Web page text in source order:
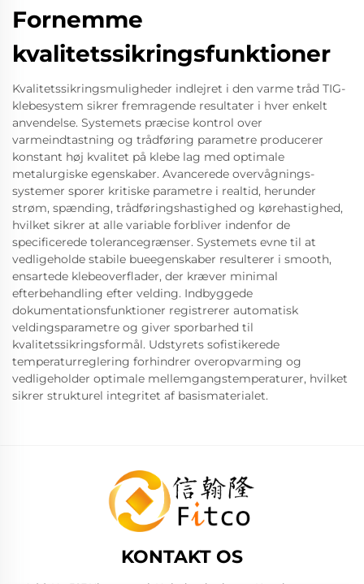
Fornemme
kvalitetssikringsfunktioner
Kvalitetssikringsmuligheder indlejret i den varme tråd TIG-
klebesystem sikrer fremragende resultater i hver enkelt
anvendelse. Systemets præcise kontrol over
varmeindtastning og trådføring parametre producerer
konstant høj kvalitet på klebe lag med optimale
metalurgiske egenskaber. Avancerede overvågnings-
systemer sporer kritiske parametre i realtid, herunder
strøm, spænding, trådføringshastighed og kørehastighed,
hvilket sikrer at alle variable forbliver indenfor de
specificerede tolerancegrænser. Systemets evne til at
vedligeholde stabile bueegenskaber resulterer i smooth,
ensartede klebeoverflader, der kræver minimal
efterbehandling efter velding. Indbyggede
dokumentationsfunktioner registrerer automatisk
veldingsparametre og giver sporbarhed til
kvalitetssikringsformål. Udstyrets sofistikerede
temperaturreglering forhindrer overopvarming og
vedligeholder optimale mellemgangstemperaturer, hvilket
sikrer strukturel integritet af basismaterialet.
KONTAKT OS